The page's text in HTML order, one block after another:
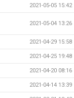
2021-05-05 15:42
2021-05-04 13:26
2021-04-29 15:58
2021-04-25 19:48
2021-04-20 08:16
2021-04-14 13:39